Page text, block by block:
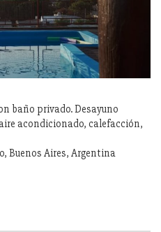
baño privado. Desayuno
acondicionado, calefacción,
Buenos Aires, Argentina